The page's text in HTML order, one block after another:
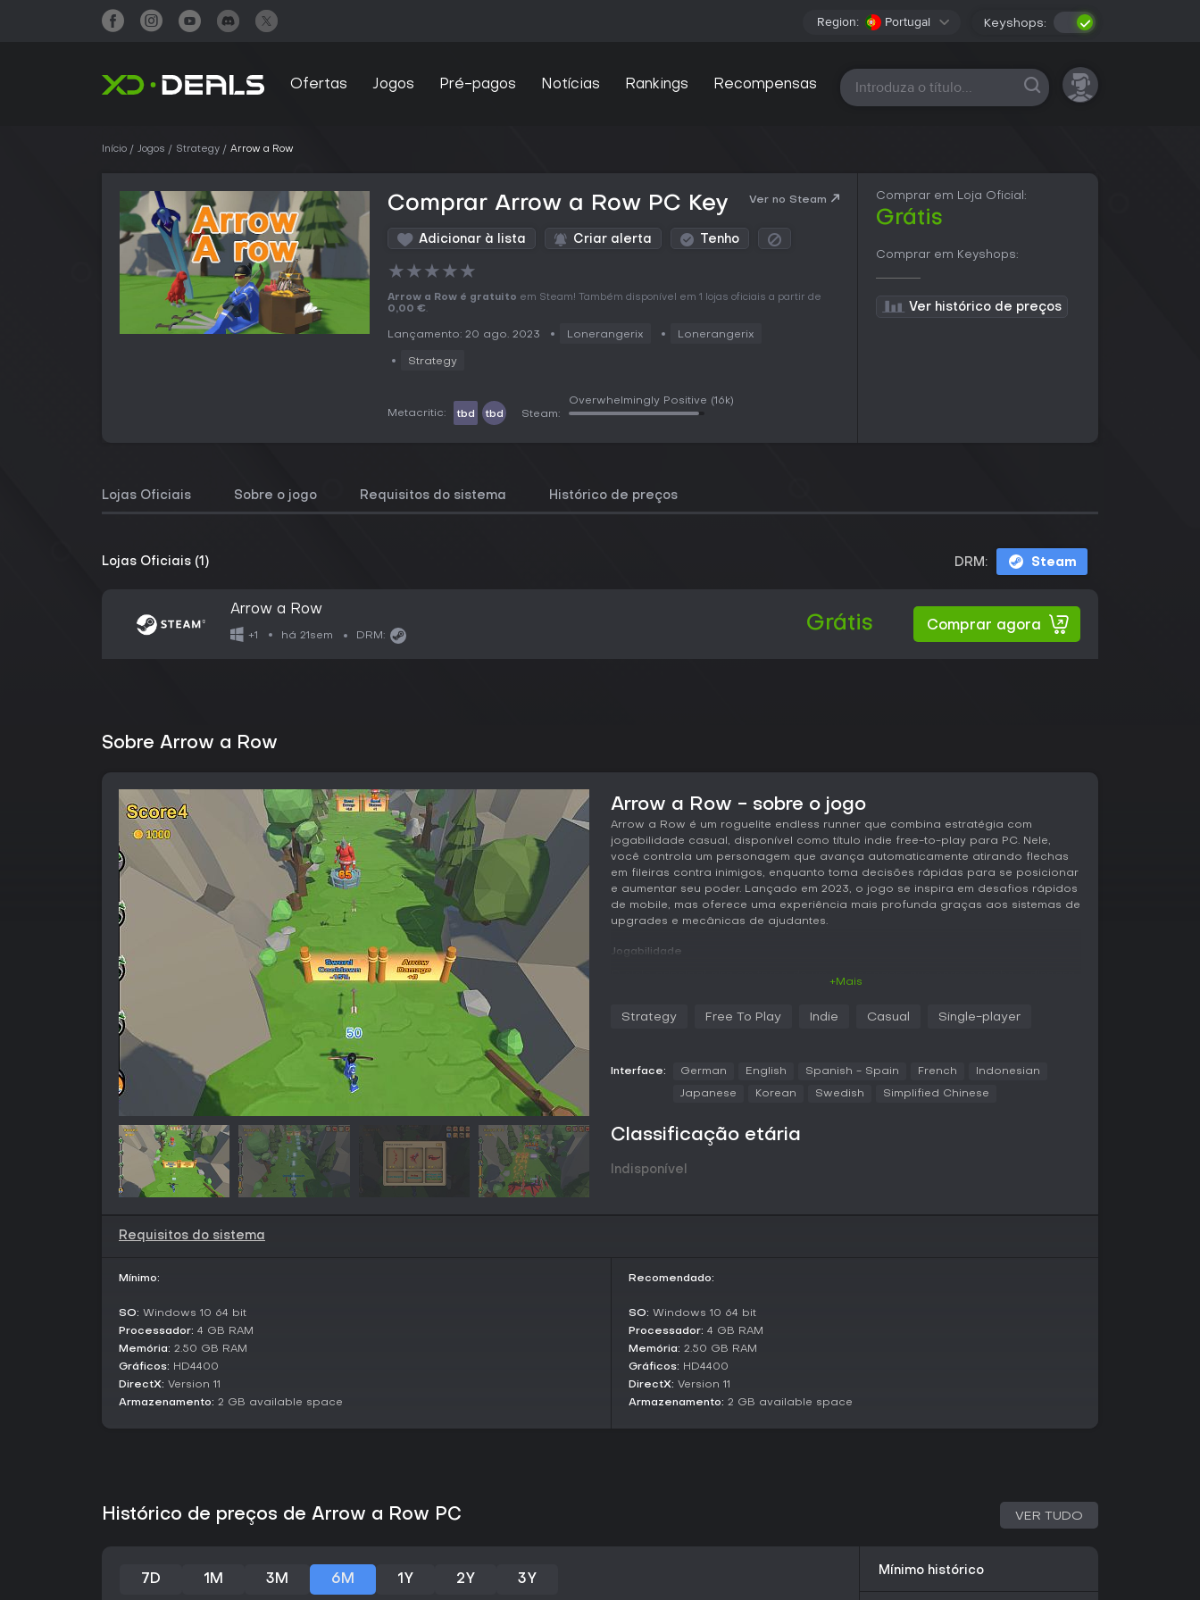
Region: Portugal Keyshops:
Ofertas Jogos Pré-pagos Notícias Rankings Recompensas Todas as plataformas
Início Jogos Strategy Arrow a Row
Comprar Arrow a Row PC Key Ver no Steam
Adicionar à lista Criar alerta Tenho
★★★★★
Arrow a Row é gratuito em Steam! Também disponível em 1 lojas oficiais a partir de
0,00 €.
Lançamento: 20 ago. 2023 Lonerangerix Lonerangerix
Strategy
Metacritic: tbd tbd Steam:
Overwhelmingly Positive (16k)
Comprar em Loja Oficial:
Grátis
Comprar em Keyshops:
Ver histórico de preços
Lojas Oficiais Sobre o jogo Requisitos do sistema Histórico de preços
Lojas Oficiais (1) DRM: Steam
Arrow a Row
+1 há 21sem DRM:
Grátis Comprar agora
Sobre Arrow a Row
Arrow a Row - sobre o jogo
Arrow a Row é um roguelite endless runner que combina estratégia com
jogabilidade casual, disponível como título indie free-to-play para PC. Nele,
você controla um personagem que avança automaticamente atirando flechas
em fileiras contra inimigos, enquanto toma decisões rápidas para se posicionar
e aumentar seu poder. Lançado em 2023, o jogo se inspira em desafios rápidos
de mobile, mas oferece uma experiência mais profunda graças aos sistemas de
upgrades e mecânicas de ajudantes.
Jogabilidade
escolhendo entre enfrentar os inimigos ou desviar para uma colocação ideal.
especiais. Ajudantes como pets e espadas voadoras ajudam no combate,
mirando automaticamente nos inimigos para reforçar seu ataque.
básicos como velocidade ou vida para tornar as tentativas seguintes mais
risco e recompensa enquanto você mira pontuações altas ou o confronto com
indefinidamente em busca de high scores. Essa estrutura incentiva a
anteriormente.
Na prática, as runs começam simples, mas crescem em dificuldade, exigindo
desvios estratégicos contra monstros e escolhas de power-ups para sobreviver
mais tempo. O modo é ideal para jogatina solo, fiel às raízes indie casuais, sem
Os ajudantes adicionam mais profundidade, pois pets e espadas evoluem com
+Mais
Strategy Free To Play Indie Casual Single-player
Interface: German English Spanish - Spain French Indonesian
Japanese Korean Swedish Simplified Chinese
Classificação etária
Indisponível
Requisitos do sistema
Mínimo:
SO: Windows 10 64 bit
Processador: 4 GB RAM
Memória: 2.50 GB RAM
Gráficos: HD4400
DirectX: Version 11
Armazenamento: 2 GB available space
Recomendado:
SO: Windows 10 64 bit
Processador: 4 GB RAM
Memória: 2.50 GB RAM
Gráficos: HD4400
DirectX: Version 11
Armazenamento: 2 GB available space
Histórico de preços de Arrow a Row PC VER TUDO
7D 1M 3M 6M 1Y 2Y 3Y
Mínimo histórico